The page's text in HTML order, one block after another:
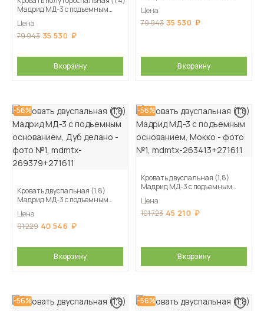
Мадрид МД-3 с подъемным
светлое
Цена
79 943 35 530
В корзину
Цена
79 943 35 530
В корзину
-56%
Кровать двуспальная (1,8)
Мадрид МД-3 с подъемным
Цена
91 229 40 546
В корзину
-56%
Кровать двуспальная (1,8)
Мадрид МД-3 с подъемным
Цена
101 723 45 210
В корзину
-56% -56%